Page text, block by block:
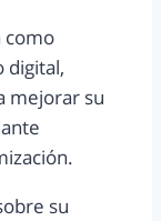
como
digital,
mejorar su
su